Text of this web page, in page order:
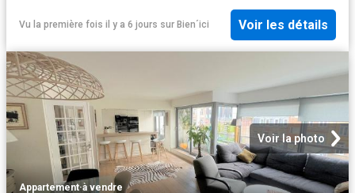
Vu la première fois il y a 6 jours sur Bien´ici Voir les détails
Voir la photo
Appartement·à vendre